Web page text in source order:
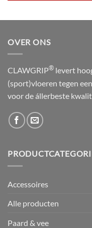
OVER ONS
CLAWGRIP® levert
(sport)vloeren tegen
voor de állerbeste
Accessoires
Alle producten
Paard & vee